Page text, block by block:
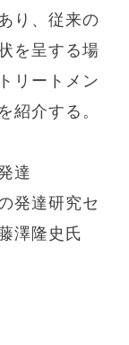
り、従来の
を呈する場
リートメン
紹介する。
達
発達研究セ
澤隆史氏